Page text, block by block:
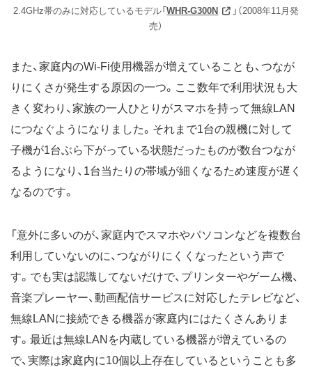
2.4GHz帯のみに対応しているモデル「WHR-G300N
」（2008年11月発
売）
また、家庭内のWi-Fi使用機器が増えていることも、つなが
りにくさが発生する原因の一つ。ここ数年で利用状況も大
きく変わり、家族の一人ひとりがスマホを持って無線LAN
につなぐようになりました。それまで1台の親機に対して
子機が1台ぶら下がっている状態だったものが数台つなが
るようになり、1台当たりの帯域が細くなるため速度が遅く
なるのです。
「意外に多いのが、家庭内でスマホやパソコンなどを複数台
利用していないのに、つながりにくくなったという声で
す。でも実は認識してないだけで、プリンターやゲーム機、
音楽プレーヤー、動画配信サービスに対応したテレビなど、
無線LANに接続できる機器が家庭内にはたくさんありま
す。最近は無線LANを内蔵している機器が増えているの
で、実際は家庭内に10個以上存在しているということも多